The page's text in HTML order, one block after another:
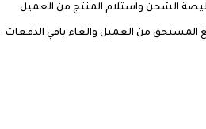
المستحق من العميل والغاء باقي الدفعات .